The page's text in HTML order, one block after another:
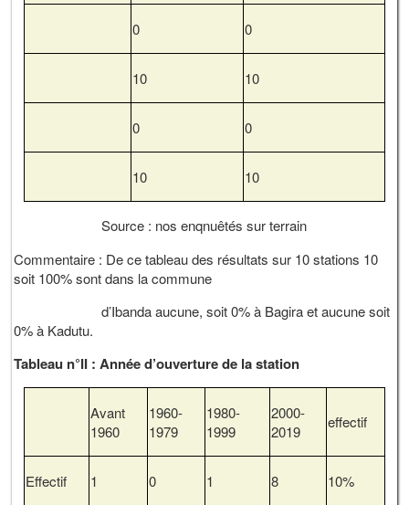
0 0
10 10
0 0
10 10
Source : nos enqnuêtés sur terrain
Commentaire : De ce tableau des résultats sur 10 stations 10
soit 100% sont dans la commune
d’Ibanda aucune, soit 0% à Bagira et aucune soit
0% à Kadutu.
Tableau n°II : Année d’ouverture de la station
Avant
1960
1960-
1979
1980-
1999
2000-
2019
effectif
Effectif 1 0 1 8 10%